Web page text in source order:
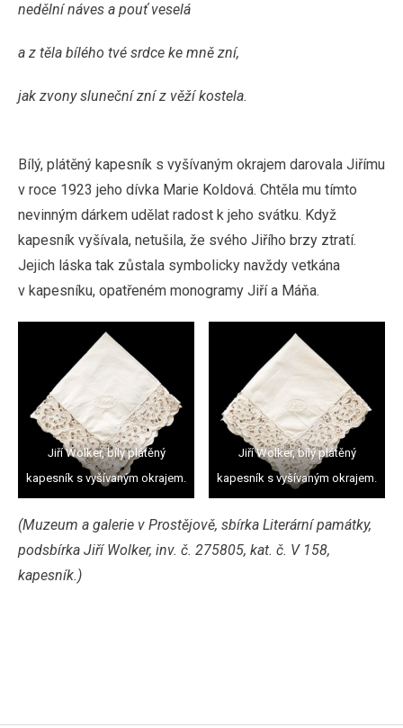
nedělní náves a pouť veselá
a z těla bílého tvé srdce ke mně zní,
jak zvony sluneční zní z věží kostela.
Bílý, plátěný kapesník s vyšívaným okrajem darovala Jiřímu
v roce 1923 jeho dívka Marie Koldová. Chtěla mu tímto
nevinným dárkem udělat radost k jeho svátku. Když
kapesník vyšívala, netušila, že svého Jiřího brzy ztratí.
Jejich láska tak zůstala symbolicky navždy vetkána
v kapesníku, opatřeném monogramy Jiří a Máňa.
Jiří Wolker, bílý plátěný
kapesník s vyšívaným okrajem.
Jiří Wolker, bílý plátěný
kapesník s vyšívaným okrajem.
(Muzeum a galerie v Prostějově, sbírka Literární památky,
podsbírka Jiří Wolker, inv. č. 275805, kat. č. V 158,
kapesník.)